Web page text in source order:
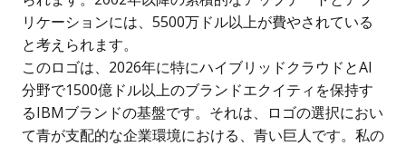
リケーションには、5500万ドル以上が費やされている
と考えられます。
このロゴは、2026年に特にハイブリッドクラウドとAI
分野で1500億ドル以上のブランドエクイティを保持す
るIBMブランドの基盤です。それは、ロゴの選択におい
て青が支配的な企業環境における、青い巨人です。私の